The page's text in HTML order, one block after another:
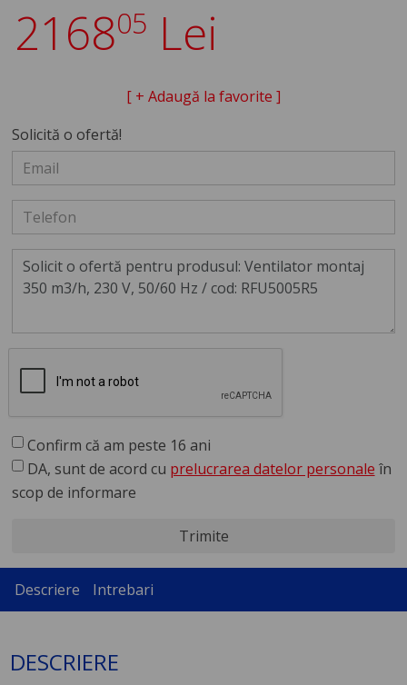
216805 Lei
[ + Adaugă la favorite ]
Solicită o ofertă!
Confirm că am peste 16 ani
DA, sunt de acord cu prelucrarea datelor personale în
scop de informare
Trimite
Descriere Intrebari
DESCRIERE